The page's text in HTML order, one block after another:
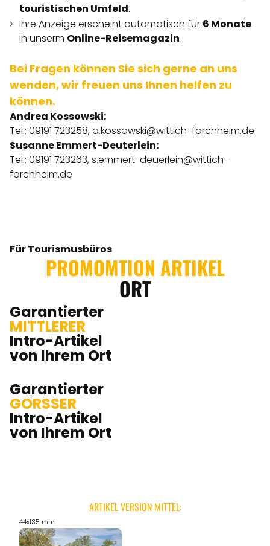
touristischen Umfeld.
Ihre Anzeige erscheint automatisch für 6 Monate
in unserm Online-Reisemagazin
Bei Fragen können Sie sich gerne an uns
wenden, wir freuen uns Ihnen helfen zu
können.
Andrea Kossowski:
Tel.: 09191 723258,a.kossowski@wittich-forchheim.de
Susanne Emmert-Deuterlein:
Tel.: 09191 723263,s.emmert-deuerlein@wittich-
forchheim.de
Für Tourismusbüros
PROMOMTION ARTIKEL
ORT
Garantierter
MITTLERER
Intro-Artikel
von Ihrem Ort
Garantierter
GORSSER
Intro-Artikel
von Ihrem Ort
ARTIKEL VERSION MITTEL:
44x135 mm